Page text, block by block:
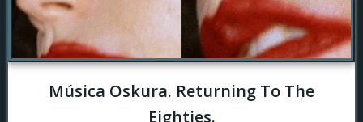
Música Oskura. Returning To The
Eighties.